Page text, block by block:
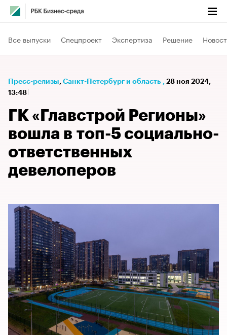
Все выпуски Спецпроект Экспертиза Решение
Пресс-релизы⁠, Санкт-Петербург и область , 28 ноя 2024,
13:48
ГК «Главстрой Регионы»
вошла в топ-5 социально-
ответственных
девелоперов